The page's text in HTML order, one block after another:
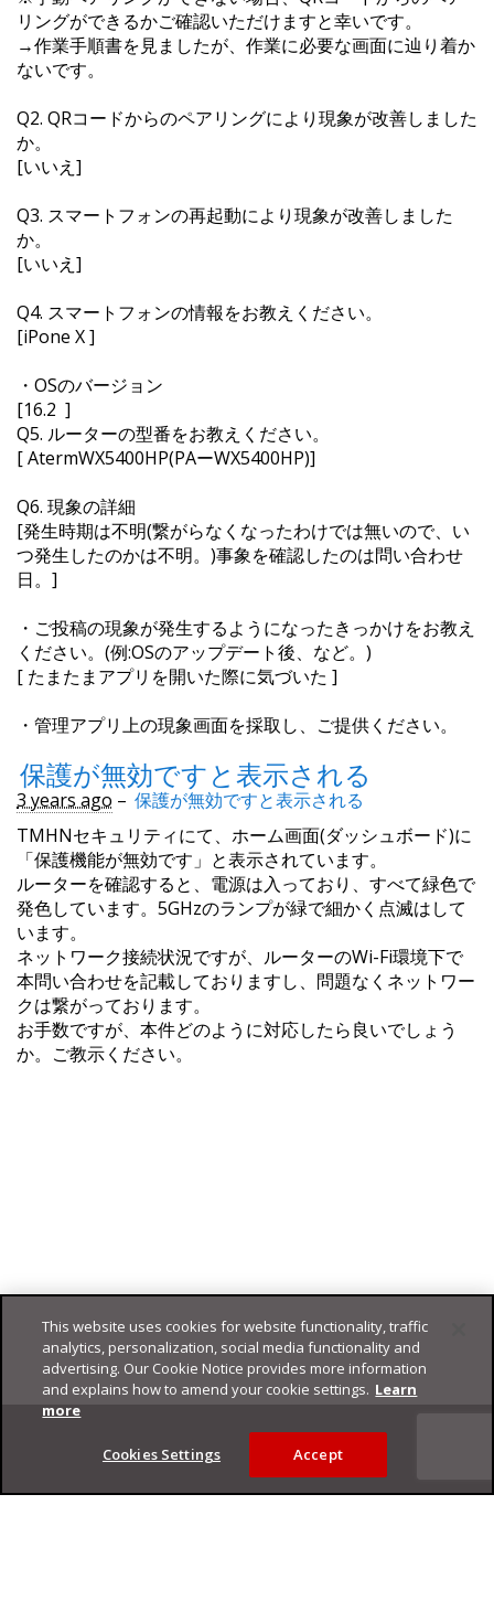
リングができるかご確認いただけますと幸いです。
→作業手順書を見ましたが、作業に必要な画面に辿り着か
ないです。
Q2. QRコードからのペアリングにより現象が改善しました
か。
[いいえ]
Q3. スマートフォンの再起動により現象が改善しました
か。
[いいえ]
Q4. スマートフォンの情報をお教えください。
[iPone X ]
・OSのバージョン
[16.2 ]
Q5. ルーターの型番をお教えください。
[ AtermWX5400HP(PAーWX5400HP)]
Q6. 現象の詳細
[発生時期は不明(繋がらなくなったわけでは無いので、い
つ発生したのかは不明。)事象を確認したのは問い合わせ
日。]
・ご投稿の現象が発生するようになったきっかけをお教え
ください。(例:OSのアップデート後、など。)
[ たまたまアプリを開いた際に気づいた ]
・管理アプリ上の現象画面を採取し、ご提供ください。
保護が無効ですと表示される
3 years ago – 保護が無効ですと表示される
TMHNセキュリティにて、ホーム画面(ダッシュボード)に
「保護機能が無効です」と表示されています。
ルーターを確認すると、電源は入っており、すべて緑色で
発色しています。5GHzのランプが緑で細かく点滅はして
います。
ネットワーク接続状況ですが、ルーターのWi-Fi環境下で
本問い合わせを記載しておりますし、問題なくネットワー
クは繋がっております。
お手数ですが、本件どのように対応したら良いでしょう
か。ご教示ください。
Footer
This website uses cookies for website functionality, traffic
analytics, personalization, social media functionality and
advertising. Our Cookie Notice provides more information
and explains how to amend your cookie settings. Learn
more
Cookies Settings Accept